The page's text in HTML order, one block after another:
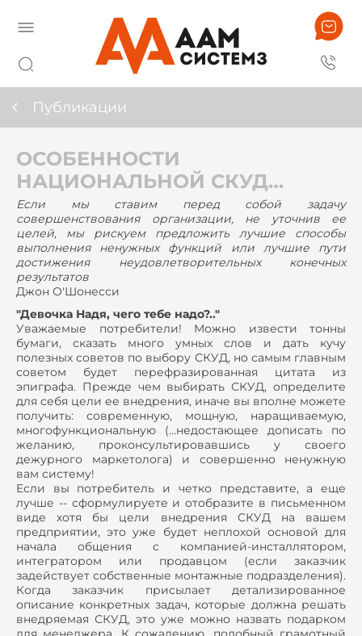
Публикации
ОСОБЕННОСТИ
НАЦИОНАЛЬНОЙ СКУД…
Если мы ставим перед собой задачу
совершенствования организации, не уточнив ее
целей, мы рискуем предложить лучшие способы
выполнения ненужных функций или лучшие пути
достижения неудовлетворительных конечных
результатов
Джон О'Шонесси
"Девочка Надя, чего тебе надо?.."
Уважаемые потребители! Можно извести тонны
бумаги, сказать много умных слов и дать кучу
полезных советов по выбору СКУД, но самым главным
советом будет перефразированная цитата из
эпиграфа. Прежде чем выбирать СКУД, определите
для себя цели ее внедрения, иначе вы вполне можете
получить: современную, мощную, наращиваемую,
многофункциональную (…недостающее дописать по
желанию, проконсультировавшись у своего
дежурного маркетолога) и совершенно ненужную
вам систему!
Если вы потребитель и четко представите, а еще
лучше -- сформулируете и отобразите в письменном
виде хотя бы цели внедрения СКУД на вашем
предприятии, это уже будет неплохой основой для
начала общения с компанией-инсталлятором,
интегратором или продавцом (если заказчик
задействует собственные монтажные подразделения).
Когда заказчик присылает детализированное
описание конкретных задач, которые должна решать
внедряемая СКУД, это уже можно назвать подарком